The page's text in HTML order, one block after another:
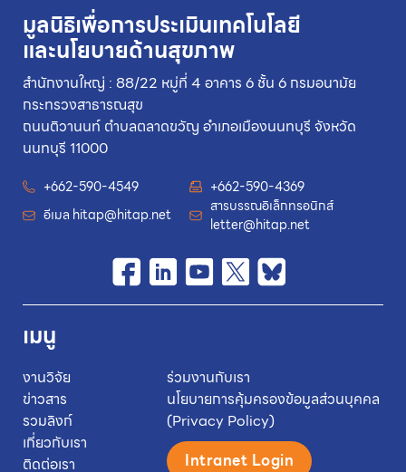
มูลนิธิเพื่อการประเมินเทคโนโลยี
และนโยบายด้านสุขภาพ
สำนักงานใหญ่ : 88/22 หมู่ที่ 4 อาคาร 6 ชั้น 6 กรมอนามัย
กระทรวงสาธารณสุข
ถนนติวานนท์ ตำบลตลาดขวัญ อำเภอเมืองนนทบุรี จังหวัด
นนทบุรี 11000
+662-590-4549
+662-590-4369
อีเมล hitap@hitap.net
สารบรรณอิเล็กทรอนิกส์
letter@hitap.net
เมนู
งานวิจัย
ข่าวสาร
รวมลิงก์
เกี่ยวกับเรา
ติดต่อเรา
ร่วมงานกับเรา
นโยบายการคุ้มครองข้อมูลส่วนบุคคล
(Privacy Policy)
Intranet Login